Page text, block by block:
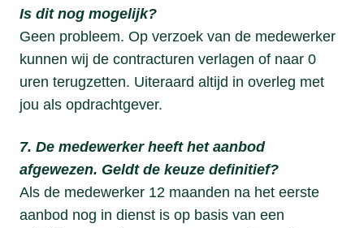
Is dit nog mogelijk?
Geen probleem. Op verzoek van de medewerker
kunnen wij de contracturen verlagen of naar 0
uren terugzetten. Uiteraard altijd in overleg met
jou als opdrachtgever.
7. De medewerker heeft het aanbod
afgewezen. Geldt de keuze definitief?
Als de medewerker 12 maanden na het eerste
aanbod nog in dienst is op basis van een